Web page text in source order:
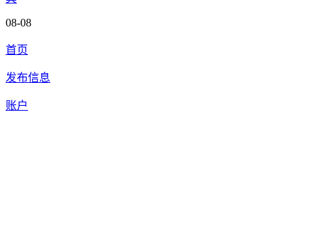
08-08
首页
发布信息
账户